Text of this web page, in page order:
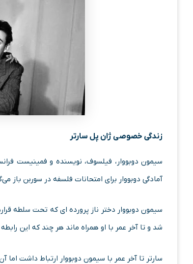
زندگی خصوصی ژان پل سارتر
آمادگی دوبووار برای امتحانات فلسفه در سوربن باز
سیمون دوبووار دختر ناز پرورده‌ ای که تحت سلطه
شد و تا آخر عمر با او همراه ‌ماند هر چند که این
سارتر تا آخر عمر با سیمون دوبووار ارتباط داشت اما